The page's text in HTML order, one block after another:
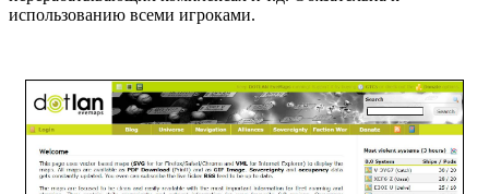
использованию всеми игроками.